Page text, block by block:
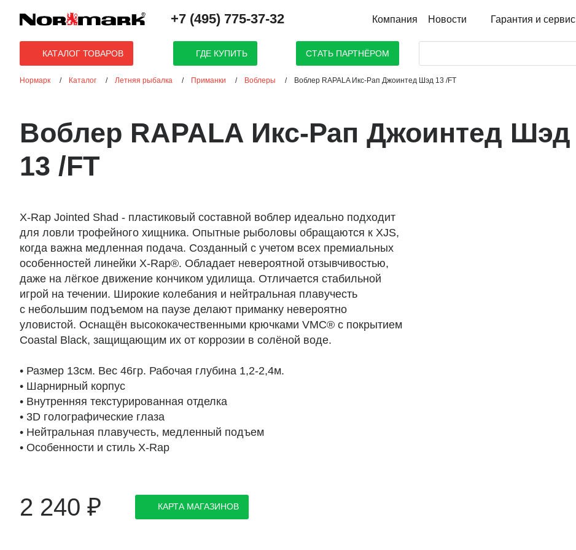
+7 (495) 775-37-32 Компания Новости Гарантия и сервис
КАТАЛОГ ТОВАРОВ ГДЕ КУПИТЬ СТАТЬ ПАРТНЁРОМ
Нормарк Каталог Летняя рыбалка Приманки Воблеры Воблер RAPALA Икс-Рап Джоинтед Шэд 13 /FT
Воблер RAPALA Икс-Рап Джоинтед Шэд
13 /FT
X-Rap Jointed Shad - пластиковый составной воблер идеально подходит
для ловли трофейного хищника. Опытные рыболовы обращаются к XJS,
когда важна медленная подача. Созданный с учетом всех премиальных
особенностей линейки X-Rap®. Обладает невероятной отзывчивостью,
даже на лёгкое движение кончиком удилища. Отличается стабильной
игрой на течении. Широкие колебания и нейтральная плавучесть
с небольшим подъемом на паузе делают приманку невероятно
уловистой. Оснащён высококачественными крючками VMC® с покрытием
Coastal Black, защищающим их от коррозии в солёной воде.
• Размер 13см. Вес 46гр. Рабочая глубина 1,2-2,4м.
• Шарнирный корпус
• Внутренняя текстурированная отделка
• 3D голографические глаза
• Нейтральная плавучесть, медленный подъем
• Особенности и стиль X-Rap
2 240 ₽ КАРТА МАГАЗИНОВ